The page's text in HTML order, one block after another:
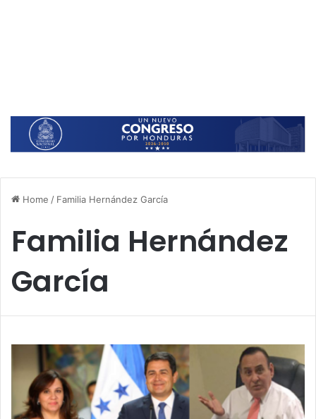
Home / Familia Hernández García
Familia Hernández
García